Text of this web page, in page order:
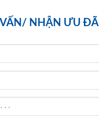
NHẬN ƯU ĐÃI